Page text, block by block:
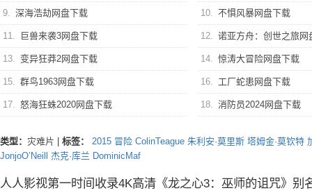
9. 深海浩劫网盘下载 10. 不惧风暴网盘下载
11. 巨兽来袭3网盘下载 12. 诺亚方舟：创世之旅网
13. 变异狂莽2网盘下载 14. 惊涛大冒险网盘下载
15. 群鸟1963网盘下载 16. 工厂蛇患网盘下载
17. 怒海狂蛛2020网盘下载 18. 消防员2024网盘下载
类型： 灾难片 标签： 2015 冒险 ColinTeague 朱利安·莫里斯 塔姆金·莫钦特
JonjoO’Neill
杰克·库兰 DominicMaf
人人影视第一时间收录4K高清《龙之心3：巫师的诅咒》别